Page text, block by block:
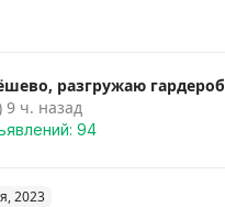
разгружаю гардероб
9 ч. назад
94
2023